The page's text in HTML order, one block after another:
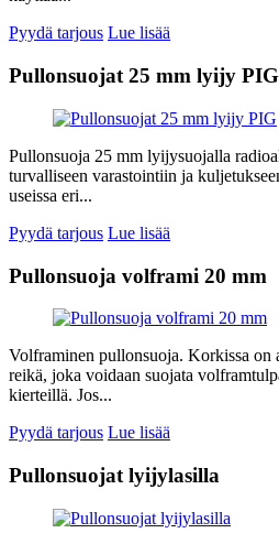
Pyydä tarjous Lue lisää
Pullonsuojat 25 mm lyijy PIG
Pullonsuoja 25 mm lyijysuojalla
turvalliseen varastointiin ja
useissa eri...
Pyydä tarjous Lue lisää
Pullonsuoja volframi 20 mm
Volframinen pullonsuoja. Korkissa on
reikä, joka voidaan suojata
kierteillä. Jos...
Pyydä tarjous Lue lisää
Pullonsuojat lyijylasilla